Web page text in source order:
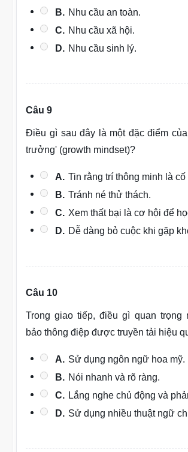
B. Nhu cầu an toàn.
C. Nhu cầu xã hội.
D. Nhu cầu sinh lý.
Câu 9
Điều gì sau đây là một đặc điểm
trưởng' (growth mindset)?
A. Tin rằng trí thông minh là cố
B. Tránh né thử thách.
C. Xem thất bại là cơ hội để
D. Dễ dàng bỏ cuộc khi gặp
Câu 10
Trong giao tiếp, điều gì quan trọng
bảo thông điệp được truyền tải hiệu
A. Sử dụng ngôn ngữ hoa mỹ.
B. Nói nhanh và rõ ràng.
C. Lắng nghe chủ động và
D. Sử dụng nhiều thuật ngữ